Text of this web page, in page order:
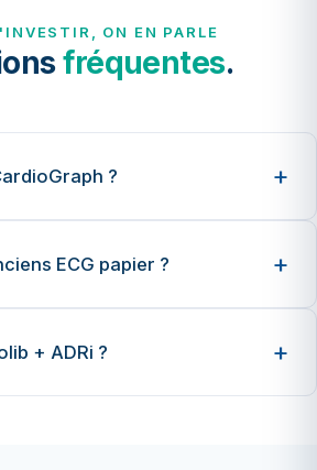
ON EN PARLE
fréquentes.
?
ECG papier ?
+ ADRi ?